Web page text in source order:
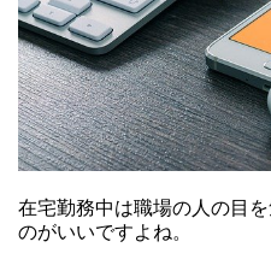
在宅勤務中は職場の人の目
のがいいですよね。